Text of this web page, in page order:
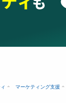
マーケティング支援